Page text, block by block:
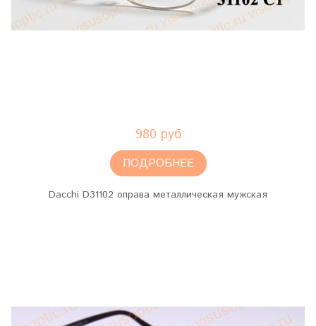
980 руб
ПОДРОБНЕЕ
Dacchi D31102 оправа металлическая мужская